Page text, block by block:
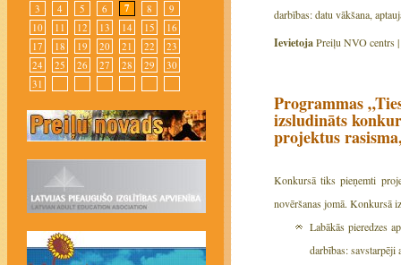
darbības: datu vākšana,
IevietojaPreiļu NVO centrs |
Programmas
izsludināts
projektus
Konkursā tiks pieņemti
novēršanas jomā. Konkursā
Labākās pieredzes
darbības: savstarpēji
3
4 5 6 7 8
9
10
11 12 13 14 15
16
17
18 19 20 21 22
23
24
25 26 27 28 29
30
31